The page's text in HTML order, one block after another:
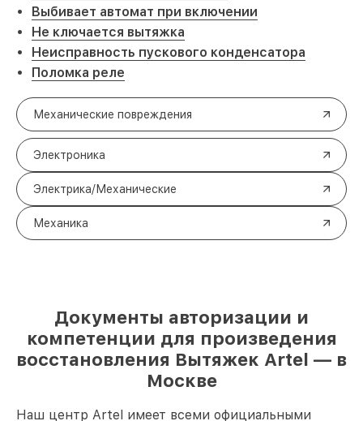
Выбивает автомат при включении
Не ключается вытяжка
Неисправность пускового конденсатора
Поломка реле
Механические повреждения
Электроника
Электрика/Механические
Механика
Документы авторизации и
компетенции для произведения
восстановления Вытяжек Artel — в
Москве
Наш центр Artel имеет всеми официальными